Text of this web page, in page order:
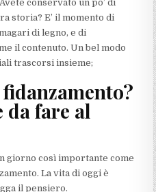
conservato un po’ di
storia? E’ il momento di
di legno, e di
il contenuto. Un bel modo
trascorsi insieme;
da fare al
giorno così importante come
La vita di oggi è
il pensiero.